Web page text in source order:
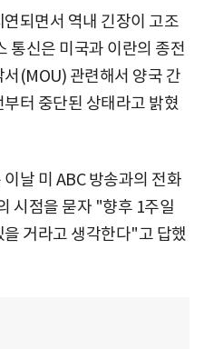
되면서 역내 긴장이 고조
통신은 미국과 이란의 종전
(MOU) 관련해서 양국 간
터 중단된 상태라고 밝혔
날 미 ABC 방송과의 전화
시점을 묻자 "향후 1주일
거라고 생각한다"고 답했